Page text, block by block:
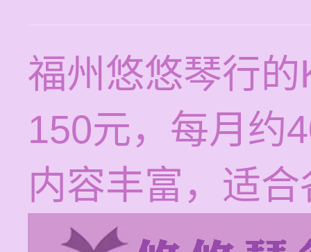
福州悠悠琴行
150元，每月约
内容丰富，适